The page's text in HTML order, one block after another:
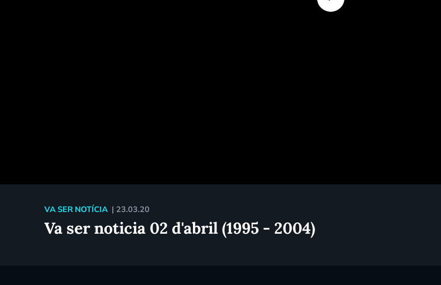
VA SER NOTÍCIA | 23.03.20
Va ser noticia 02 d'abril (1995 - 2004)